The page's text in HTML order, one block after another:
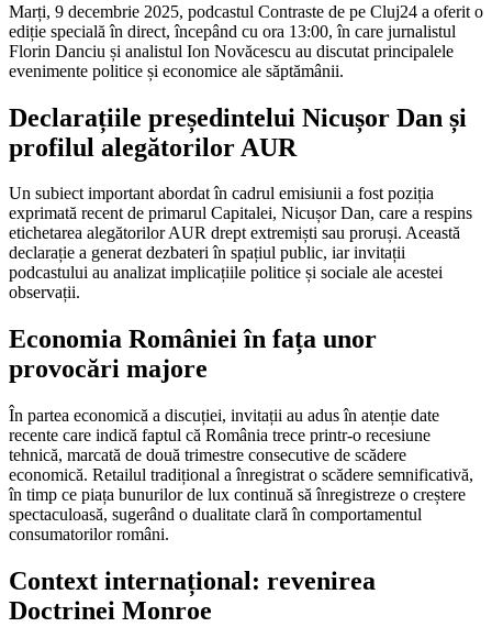
Marți, 9 decembrie 2025, podcastul Contraste de pe Cluj24 a oferit o
ediție specială în direct, începând cu ora 13:00, în care jurnalistul
Florin Danciu și analistul Ion Novăcescu au discutat principalele
evenimente politice și economice ale săptămânii.
Declarațiile președintelui Nicușor Dan și
profilul alegătorilor AUR
Un subiect important abordat în cadrul emisiunii a fost poziția
exprimată recent de primarul Capitalei, Nicușor Dan, care a respins
etichetarea alegătorilor AUR drept extremiști sau proruși. Această
declarație a generat dezbateri în spațiul public, iar invitații
podcastului au analizat implicațiile politice și sociale ale acestei
observații.
Economia României în fața unor
provocări majore
În partea economică a discuției, invitații au adus în atenție date
recente care indică faptul că România trece printr-o recesiune
tehnică, marcată de două trimestre consecutive de scădere
economică. Retailul tradițional a înregistrat o scădere semnificativă,
în timp ce piața bunurilor de lux continuă să înregistreze o creștere
spectaculoasă, sugerând o dualitate clară în comportamentul
consumatorilor români.
Context internațional: revenirea
Doctrinei Monroe